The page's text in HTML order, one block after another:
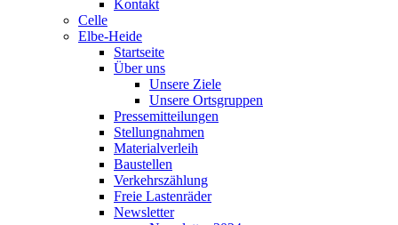
Kontakt
Celle
Elbe-Heide
Startseite
Über uns
Unsere Ziele
Unsere Ortsgruppen
Pressemitteilungen
Stellungnahmen
Materialverleih
Baustellen
Verkehrszählung
Freie Lastenräder
Newsletter